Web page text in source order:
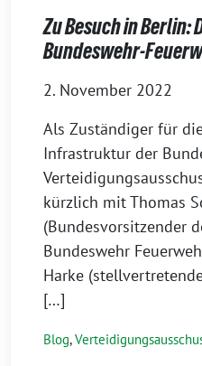
Zu Besuch in Berlin:
Bundeswehr-
2. November 2022
Als Zuständiger für
Infrastruktur der
kürzlich mit Thomas
(Bundesvorsitzender
Bundeswehr
Harke
[…]
Blog,